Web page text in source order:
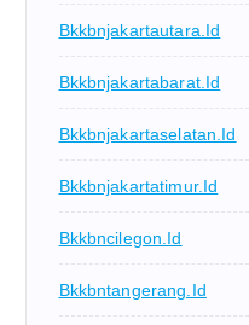
Bkkbnjakartautara.id
Bkkbnjakartabarat.id
Bkkbnjakartaselatan.id
Bkkbnjakartatimur.id
Bkkbncilegon.id
Bkkbntangerang.id